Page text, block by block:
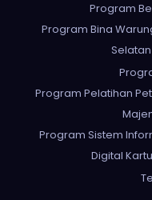
Program
Program Bina
Program Pelatihan
Program Sistem
Digital